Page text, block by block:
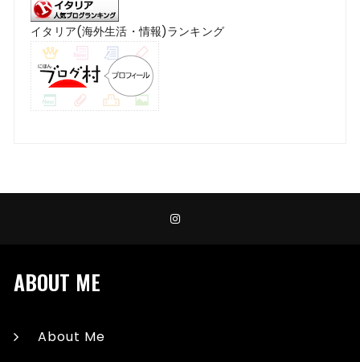
イタリア(海外生活・情報)ランキング
ABOUT ME
About Me